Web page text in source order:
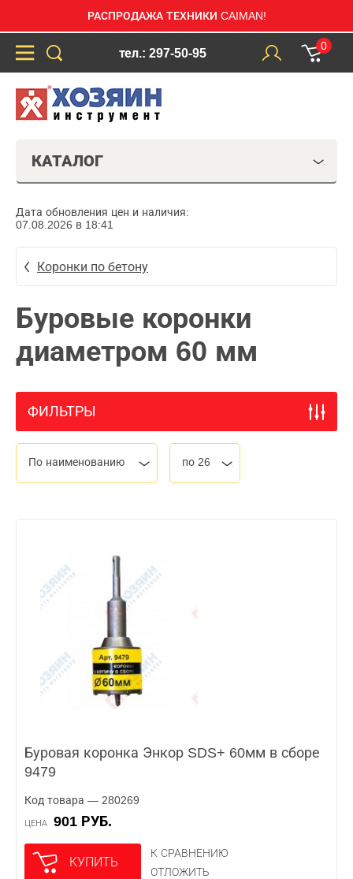
РАСПРОДАЖА ТЕХНИКИ CAIMAN!
тел.: 297-50-95
0
КАТАЛОГ
Дата обновления цен и наличия:
07.08.2026 в 18:41
Коронки по бетону
Буровые коронки
диаметром 60 мм
ФИЛЬТРЫ
По наименованию по 26
Буровая коронка Энкор SDS+ 60мм в сборе
9479
Код товара — 280269
ЦЕНА 901 РУБ.
КУПИТЬ
К СРАВНЕНИЮ
ОТЛОЖИТЬ